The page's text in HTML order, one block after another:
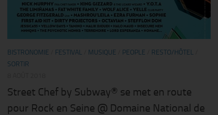
BISTRONOMIE FESTIVAL MUSIQUE PEOPLE RESTO/HÔTEL
SORTIR
Street Chef by Subway® se met en route
pour Rock en Seine @ Domaine National de